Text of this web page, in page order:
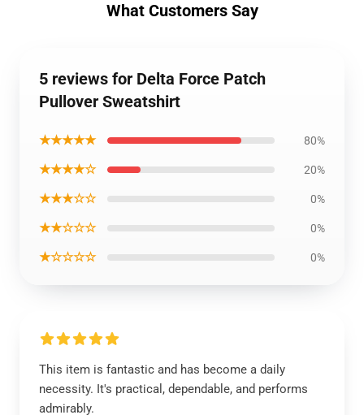
What Customers Say
5 reviews for Delta Force Patch
Pullover Sweatshirt
★★★★★ 80%
★★★★☆ 20%
★★★☆☆ 0%
★★☆☆☆ 0%
★☆☆☆☆ 0%
This item is fantastic and has become a daily
necessity. It's practical, dependable, and performs
admirably.